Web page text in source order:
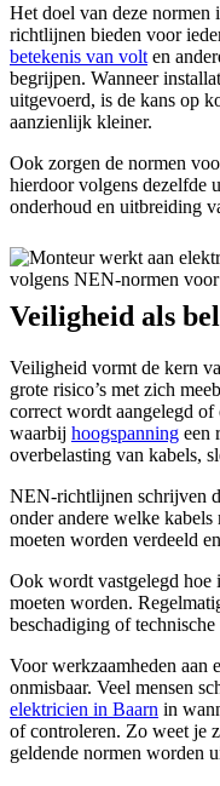
Het doel van deze normen
richtlijnen bieden voor
betekenis van volt en
begrijpen. Wanneer
uitgevoerd, is de kans op
aanzienlijk kleiner.
Ook zorgen de normen
hierdoor volgens dezelfde
onderhoud en uitbreiding
Veiligheid als
Veiligheid vormt de kern
grote risico’s met zich
correct wordt aangelegd
waarbij hoogspanning een
overbelasting van kabels,
NEN-richtlijnen schrijven
onder andere welke
moeten worden verdeeld
Ook wordt vastgelegd hoe
moeten worden.
beschadiging of
Voor werkzaamheden aan
onmisbaar. Veel mensen
elektricien in Baarn in
of controleren. Zo weet je
geldende normen worden